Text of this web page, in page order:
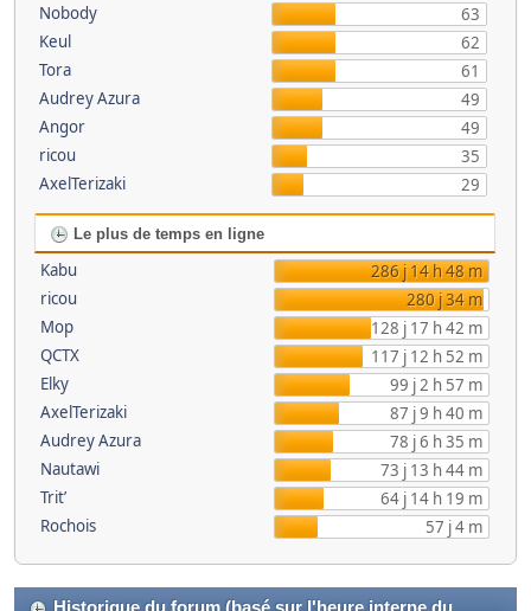
Nobody
63
Keul
62
Tora
61
Audrey Azura
49
Angor
49
ricou
35
AxelTerizaki
29
Le plus de temps en ligne
Kabu
286 j 14 h 48 m
ricou
280 j 34 m
Mop
128 j 17 h 42 m
QCTX
117 j 12 h 52 m
Elky
99 j 2 h 57 m
AxelTerizaki
87 j 9 h 40 m
Audrey Azura
78 j 6 h 35 m
Nautawi
73 j 13 h 44 m
Trit’
64 j 14 h 19 m
Rochois
57 j 4 m